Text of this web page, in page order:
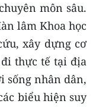
môn sâu.
lâm Khoa học
xây dựng cơ
thực tế tại địa
sống nhân dân,
biểu hiện suy